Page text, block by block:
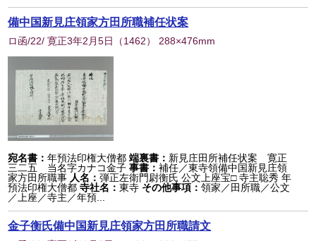
備中国新見庄領家方田所職補任状案
ロ函/22/ 寛正3年2月5日 （1462） 288×476mm
宛名書：年預法印権大僧都 端裏書： 新見庄田所補任状案 寛正
三二五 当名字カナコ金子 事書：補任／東寺領備中国新見庄領
家方田所職事 人名：弾正左衛門尉衡氏 公文上座宝□ 寺主聡秀 年
預法印権大僧都 寺社名：東寺 その他事項：領家／田所職／公文
／上座／寺主／年預...
金子衡氏備中国新見庄領家方田所職請文